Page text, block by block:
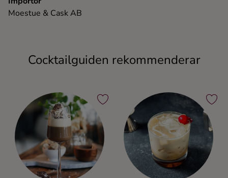
Moestue & Cask AB
Cocktailguiden rekommenderar